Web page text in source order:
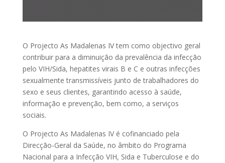
O Projecto As Madalenas IV tem como objectivo geral
contribuir para a diminuição da prevalência da infecção
pelo VIH/Sida, hepatites virais B e C e outras infecções
sexualmente transmissíveis junto de trabalhadores do
sexo e seus clientes, garantindo acesso à saúde,
informação e prevenção, bem como, a serviços
sociais.
O Projecto As Madalenas IV é cofinanciado pela
Direcção-Geral da Saúde, no âmbito do Programa
Nacional para a Infecção VIH, Sida e Tuberculose e do